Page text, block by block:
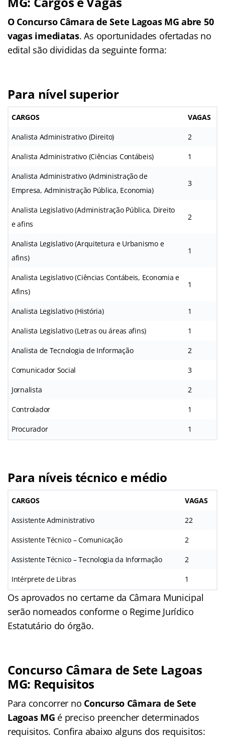
O Concurso Câmara de Sete Lagoas MG abre 50
vagas imediatas. As oportunidades ofertadas no
edital são divididas da seguinte forma:
Para nível superior
CARGOS VAGAS
Analista Administrativo (Direito) 2
Analista Administrativo (Ciências Contábeis) 1
Analista Administrativo (Administração de
Empresa, Administração Pública, Economia)
3
Analista Legislativo (Administração Pública, Direito
e afins
2
Analista Legislativo (Arquitetura e Urbanismo e
afins)
1
Analista Legislativo (Ciências Contábeis, Economia e
Afins)
1
Analista Legislativo (História) 1
Analista Legislativo (Letras ou áreas afins) 1
Analista de Tecnologia de Informação 2
Comunicador Social 3
Jornalista 2
Controlador 1
Procurador 1
Para níveis técnico e médio
CARGOS VAGAS
Assistente Administrativo 22
Assistente Técnico – Comunicação 2
Assistente Técnico – Tecnologia da Informação 2
Intérprete de Libras 1
Os aprovados no certame da Câmara Municipal
serão nomeados conforme o Regime Jurídico
Estatutário do órgão.
Concurso Câmara de Sete Lagoas
MG: Requisitos
Para concorrer no Concurso Câmara de Sete
Lagoas MG é preciso preencher determinados
requisitos. Confira abaixo alguns dos requisitos: